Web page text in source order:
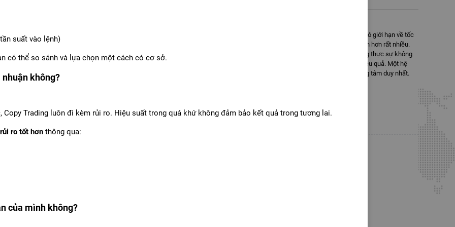
Hãy tưởng tượng một cỗ xe được kéo bởi một con ngựa. Dù con ngựa đó mạnh mẽ đến đâu, hành trình của nó vẫn sẽ có giới hạn về tốc
độ và sức bền. Nhưng khi cỗ xe được kéo bởi nhiều con ngựa, mỗi con đóng góp một phần sức kéo, lực tổng hợp sẽ lớn hơn rất nhiều.
Cỗ xe có thể di chuyển nhanh hơn, bền bỉ hơn và đi xa hơn. Trong việc xây dựng mạng lưới đối tác cũng vậy. Tăng trưởng thực sự không
chỉ phụ thuộc vào nỗ lực của một cá nhân IB, mà nằm ở cách hệ thống được thiết kế để có thể mở rộng và vận hành hiệu quả. Một hệ
thống có cấu trúc rõ ràng sẽ luôn có khả năng phát triển nhanh và bền vững hơn so với mô hình phụ thuộc vào một trung tâm duy nhất.
1 2 3 4 5 6
suất vào lệnh)
có thể so sánh và lựa chọn một cách có cơ sở.
nhuận không?
Trading luôn đi kèm rủi ro. Hiệu suất trong quá khứ không đảm bảo kết quả trong tương lai.
ro tốt hơn thông qua:
của mình không?